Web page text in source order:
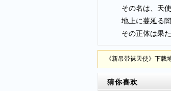
その名は、天使
地上に蔓延る闇
その正体は果た
《新吊带袜天使》下载
猜你喜欢